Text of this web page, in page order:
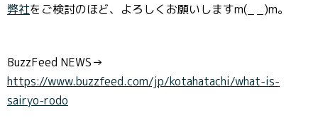
弊社をご検討のほど、よろしくお願いしますm(_ _)m。
BuzzFeed NEWS→
https://www.buzzfeed.com/jp/kotahatachi/what-is-
sairyo-rodo